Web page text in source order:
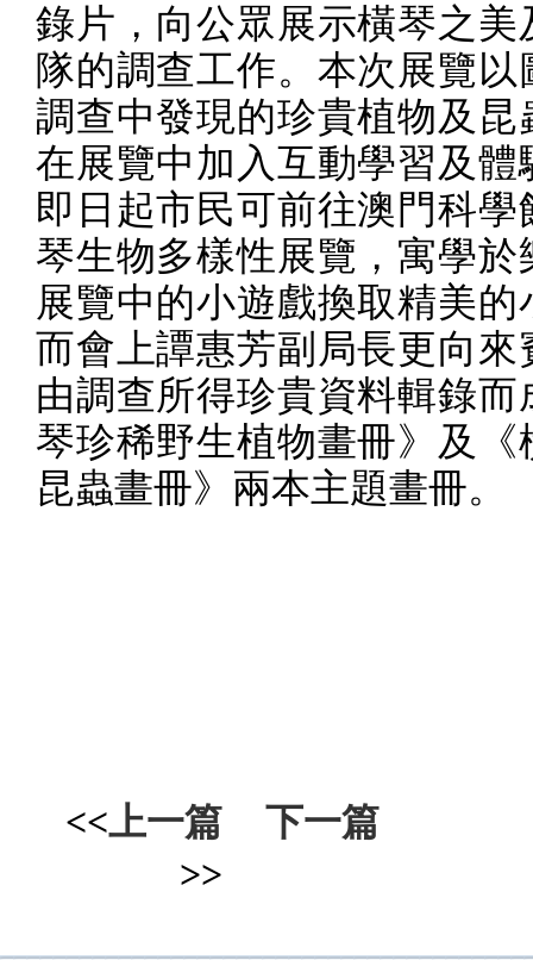
錄片，向公眾展示橫琴之美
隊的調查工作。本次展覽以
調查中發現的珍貴植物及昆
在展覽中加入互動學習及體
即日起市民可前往澳門科學
琴生物多樣性展覽，寓學於
展覽中的小遊戲換取精美的
而會上譚惠芳副局長更向來
由調查所得珍貴資料輯錄而
琴珍稀野生植物畫冊》及《
昆蟲畫冊》兩本主題畫冊。
<<上一篇
下一篇
>>